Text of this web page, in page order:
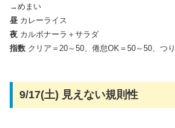
→めまい
昼 カレーライス
夜 カルボナーラ＋サラダ
指数 クリア＝20～50、倦怠OK＝50～50、つ
9/17(土) 見えない規則性